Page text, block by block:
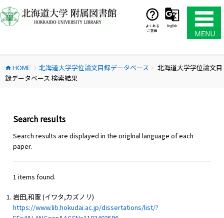
ン
テ
ス
キ
よくある
ご質問
English
home HOME chevron_right 北海道大学学位論文目録データベース chevron_right
北海道大学学位論文目
録データベース 検索結果
Search results
Search results are displayed in the origlnal language of each
paper.
1 items found.
岩田,和憲 (イワタ,カズノリ)
https://www.lib.hokudai.ac.jp/dissertations/list/?